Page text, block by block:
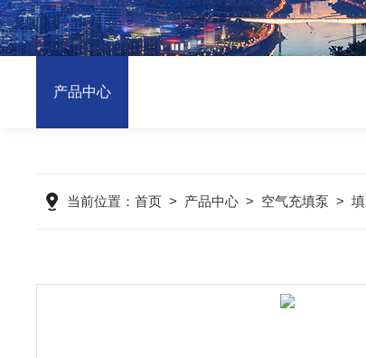
产品中心
当前位置：首页 > 产品中心 > 空气充填泵 >